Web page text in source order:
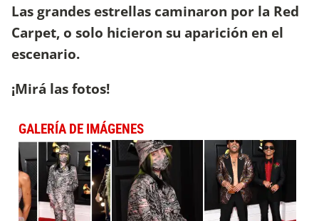
Las grandes estrellas caminaron por la Red
Carpet, o solo hicieron su aparición en el
escenario.
¡Mirá las fotos!
GALERÍA DE IMÁGENES